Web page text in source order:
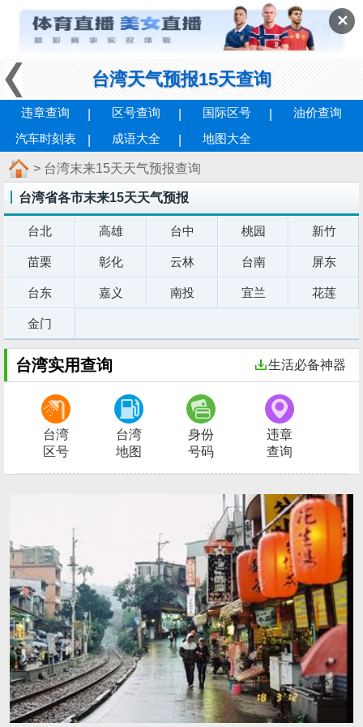
✕
台湾天气预报15天查询
违章查询 区号查询 国际区号
油价查询
汽车时刻表
成语大全 地图大全
> 台湾末来15天天气预报查询
台湾省各市末来15天天气预报
台北 高雄 台中 桃园 新竹
苗栗 彰化 云林 台南 屏东
台东 嘉义 南投 宜兰 花莲
金门
台湾实用查询 生活必备神器
台湾
区号
台湾
地图
身份
号码
违章
查询